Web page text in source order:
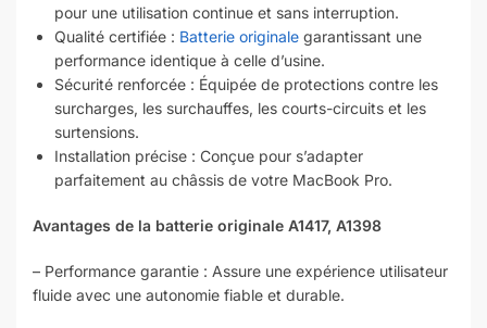
pour une utilisation continue et sans interruption.
Qualité certifiée : Batterie originale garantissant une
performance identique à celle d’usine.
Sécurité renforcée : Équipée de protections contre les
surcharges, les surchauffes, les courts-circuits et les
surtensions.
Installation précise : Conçue pour s’adapter
parfaitement au châssis de votre MacBook Pro.
Avantages de la batterie originale A1417, A1398
– Performance garantie : Assure une expérience utilisateur
fluide avec une autonomie fiable et durable.